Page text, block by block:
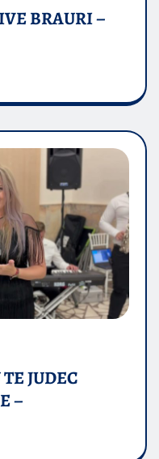
BRAURI –
JUDEC
–